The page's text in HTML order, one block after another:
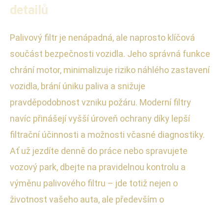
detailů
Palivový filtr je nenápadná, ale naprosto klíčová
součást bezpečnosti vozidla. Jeho správná funkce
chrání motor, minimalizuje riziko náhlého zastavení
vozidla, brání úniku paliva a snižuje
pravděpodobnost vzniku požáru. Moderní filtry
navíc přinášejí vyšší úroveň ochrany díky lepší
filtrační účinnosti a možnosti včasné diagnostiky.
Ať už jezdíte denně do práce nebo spravujete
vozový park, dbejte na pravidelnou kontrolu a
výměnu palivového filtru – jde totiž nejen o
životnost vašeho auta, ale především o